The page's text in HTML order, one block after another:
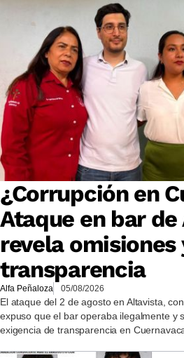
¿Corrupción en
Ataque en bar
revela omisiones
transparencia
Alfa Peñaloza 05/08/2026
El ataque del 2 de agosto en Altavista,
expuso que el bar operaba ilegalmente y
exigencia de transparencia en